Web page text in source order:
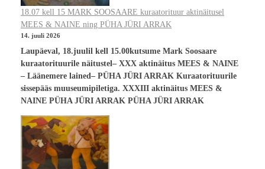
18.07 kell 15 MARK SOOSAARE kuraatorituur aktinäitusel
MEES & NAINE ning PÜHA JÜRI ARRAK
14. juuli 2026
Laupäeval, 18.juulil kell 15.00kutsume Mark Soosaare
kuraatorituurile näitustel– XXX aktinäitus MEES & NAINE
– Läänemere lained– PÜHA JÜRI ARRAK Kuraatorituurile
sissepääs muuseumipiletiga. XXXIII aktinäitus MEES &
NAINE PÜHA JÜRI ARRAK PÜHA JÜRI ARRAK